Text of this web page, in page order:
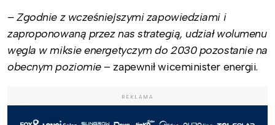
– Zgodnie z wcześniejszymi zapowiedziami i
zaproponowaną przez nas strategią, udział wolumenu
węgla w miksie energetyczym do 2030 pozostanie na
obecnym poziomie– zapewnił wiceminister energii.
REKLAMA